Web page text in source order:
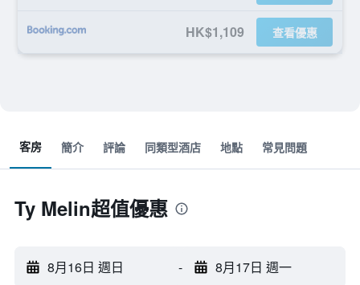
HK$1,109 查看優惠
客房 簡介 評論 同類型酒店 地點 常見問題
Ty Melin超值優惠
8月16日 週日 - 8月17日 週一